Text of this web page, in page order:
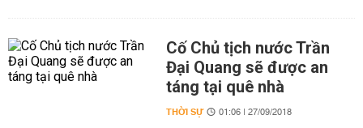
Cố Chủ tịch nước Trần
Đại Quang sẽ được an
táng tại quê nhà
THỜI SỰ 01:06 | 27/09/2018